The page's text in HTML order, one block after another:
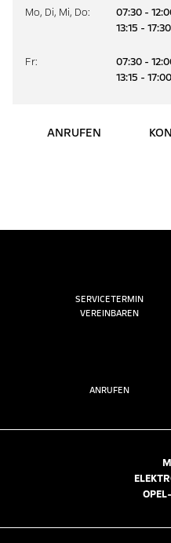
Mo, Di, Mi, Do:
07:30 -
13:15 -
Fr:
07:30 -
13:15 -
ANRUFEN
SERVICETERMIN
VEREINBAREN
ANRUFEN